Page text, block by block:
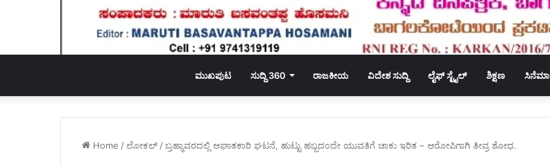
ಮುಖಪುಟ ಸುದ್ದಿ 360 ರಾಜಕೀಯ ವಿದೇಶ ಸುದ್ದಿ ಲೈಫ್ ಸ್ಟೈಲ್ ಶಿಕ್ಷಣ ಸಿನೆಮಾ
Home /ಲೋಕಲ್ /ಬ್ರಹ್ಮಾವರದಲ್ಲಿ ಆಘಾತಕಾರಿ ಘಟನೆ, ಹುಟ್ಟು ಹಬ್ಬದಂದೇ ಯುವತಿಗೆ ಚಾಕು ಇರಿತ – ಆರೋಪಿಗಾಗಿ ತೀವ್ರ ಶೋಧ.